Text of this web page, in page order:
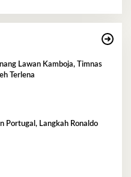
Lawan Kamboja, Timnas
Terlena
Portugal, Langkah Ronaldo